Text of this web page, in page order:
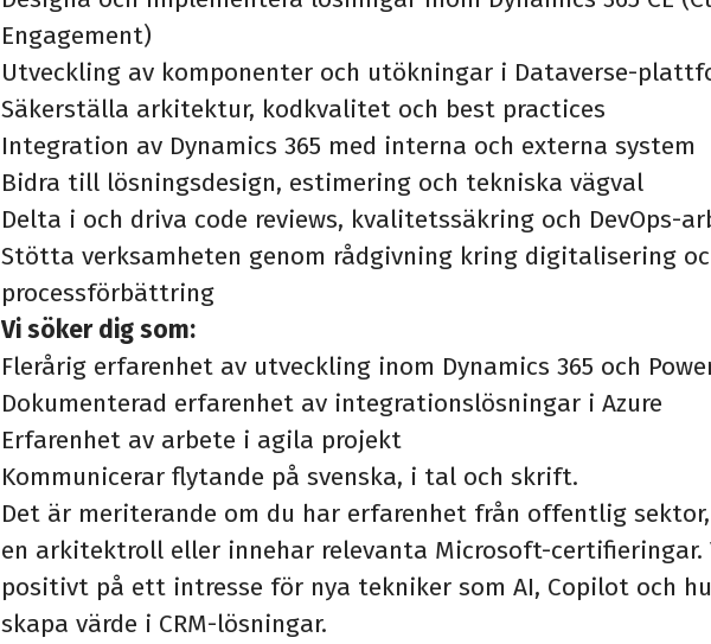
Engagement)
Utveckling av komponenter och utökningar i Dataverse-
Säkerställa arkitektur, kodkvalitet och best practices
Integration av Dynamics 365 med interna och externa system
Bidra till lösningsdesign, estimering och tekniska vägval
Delta i och driva code reviews, kvalitetssäkring och DevOps-
Stötta verksamheten genom rådgivning kring digitalisering
processförbättring
Vi söker dig som:
Flerårig erfarenhet av utveckling inom Dynamics 365 och
Dokumenterad erfarenhet av integrationslösningar i Azure
Erfarenhet av arbete i agila projekt
Kommunicerar flytande på svenska, i tal och skrift.
Det är meriterande om du har erfarenhet från offentlig
en arkitektroll eller innehar relevanta Microsoft-certifieringar.
positivt på ett intresse för nya tekniker som AI, Copilot och
skapa värde i CRM-lösningar.